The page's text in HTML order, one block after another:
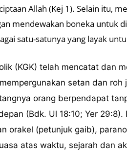
Allah (Kej 1). Selain itu,
mendewakan boneka untuk
satu-satunya yang layak
(KGK) telah mencatat dan
setan dan
orang berpendapat
(Bdk. Ul 18:10; Yer
orakel (petunjuk gaib),
atas waktu, sejarah dan